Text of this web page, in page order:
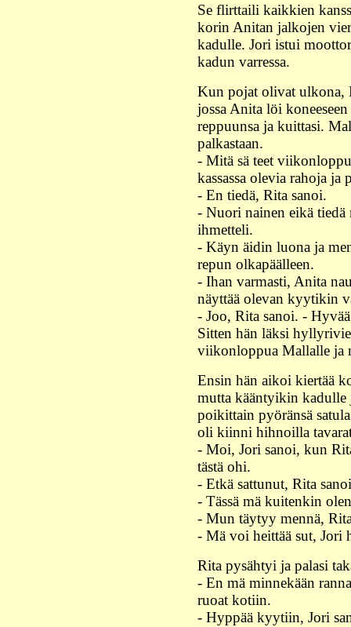
Se flirttaili kaikkien
korin Anitan jalkojen
kadulle. Jori istui
kadun varressa.
Kun pojat olivat ulkona,
jossa Anita löi
reppuunsa ja kuittasi.
palkastaan.
- Mitä sä teet
kassassa olevia rahoja
- En tiedä, Rita sanoi.
- Nuori nainen eikä tiedä
ihmetteli.
- Käyn äidin luona ja
repun olkapäälleen.
- Ihan varmasti, Anita
näyttää olevan kyytikin
- Joo, Rita sanoi. -
Sitten hän läksi
viikonloppua Mallalle ja
Ensin hän aikoi kiertää
mutta kääntyikin
poikittain pyöränsä
oli kiinni hihnoilla
- Moi, Jori sanoi, kun
tästä ohi.
- Etkä sattunut, Rita
- Tässä mä kuitenkin
- Mun täytyy mennä,
- Mä voi heittää sut, Jori
Rita pysähtyi ja palasi
- En mä minnekään
ruoat kotiin.
- Hyppää kyytiin, Jori